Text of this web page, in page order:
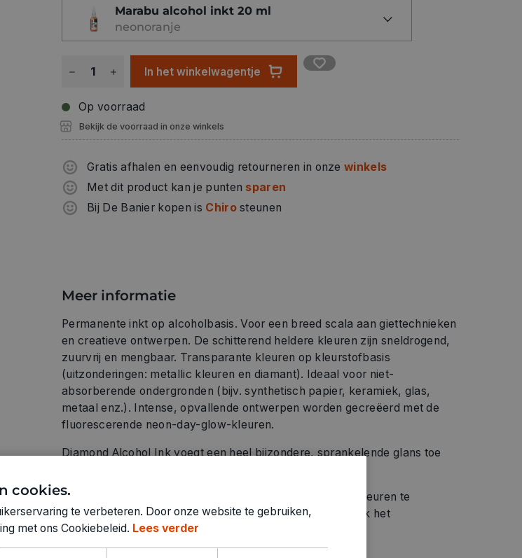
Marabu alcohol inkt 20 ml
neonoranje
In het winkelwagentje
Op voorraad
Bekijk de voorraad in onze winkels
Gratis afhalen en eenvoudig retourneren in onzewinkels
Met dit product kan je punten sparen
Bij De Banier kopen is Chirosteunen
Meer informatie
Permanente inkt op alcoholbasis. Voor een breed scala aan giettechnieken
en creatieve ontwerpen. De schitterend heldere kleuren zijn sneldrogend,
zuurvrij en mengbaar. Transparante kleuren op kleurstofbasis
(uitzonderingen: metallic kleuren en diamant). Ideaal voor niet-
absorberende ondergronden (bijv. synthetisch papier, keramiek, glas,
metaal enz.). Intense, opvallende ontwerpen worden gecreëerd met de
fluorescerende neon-day-glow-kleuren.
Diamond Alcohol Ink voegt een heel bijzondere, sprankelende glans toe
De Alcohol Ink Extender wordt gebruikt om Alcohol Ink-kleuren te
mengen, lichter te maken en op te tillen. Het vertraagt ​​ook het
droogproces.
cookies.
te verbeteren. Door onze website te gebruiken,
met ons Cookiebeleid. Lees verder